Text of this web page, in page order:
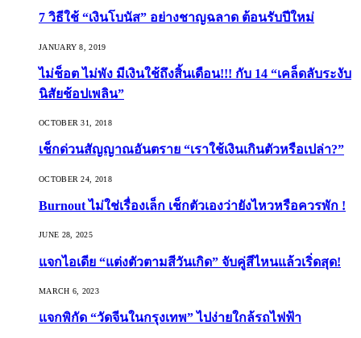
7 วิธีใช้ “เงินโบนัส” อย่างชาญฉลาด ต้อนรับปีใหม่
JANUARY 8, 2019
ไม่ช็อต ไม่พัง มีเงินใช้ถึงสิ้นเดือน!!! กับ 14 “เคล็ดลับระงับ
นิสัยช้อปเพลิน”
OCTOBER 31, 2018
เช็กด่วนสัญญาณอันตราย “เราใช้เงินเกินตัวหรือเปล่า?”
OCTOBER 24, 2018
Burnout ไม่ใช่เรื่องเล็ก เช็กตัวเองว่ายังไหวหรือควรพัก !
JUNE 28, 2025
แจกไอเดีย “แต่งตัวตามสีวันเกิด” จับคู่สีไหนแล้วเริ่ดสุด!
MARCH 6, 2023
แจกพิกัด “วัดจีนในกรุงเทพ” ไปง่ายใกล้รถไฟฟ้า